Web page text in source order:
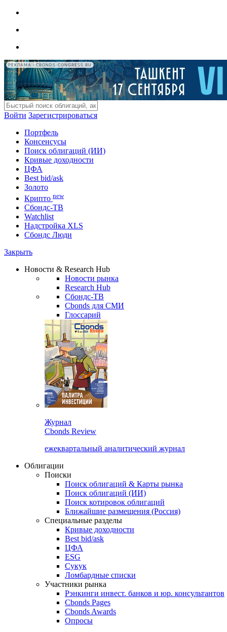
РЕКЛАМА • CBONDS-CONGRESS.RU
Войти Зарегистрироваться
Портфель
Консенсусы
Поиск облигаций (ИИ)
Кривые доходности
ЦФА
Best bid/ask
Золото
Крипто new
Сбондс-ТВ
Watchlist
Надстройка XLS
Сбондс Люди
Закрыть
Новости & Research Hub
Новости рынка
Research Hub
Сбондс-ТВ
Cbonds для СМИ
Глоссарий
Журнал
Cbonds Review
ежеквартальный аналитический журнал
Облигации
Поиски
Поиск облигаций & Карты рынка
Поиск облигаций (ИИ)
Поиск котировок облигаций
Ближайшие размещения (Россия)
Специальные разделы
Кривые доходности
Best bid/ask
ЦФА
ESG
Сукук
Ломбардные списки
Участники рынка
Рэнкинги инвест. банков и юр. консультантов
Cbonds Pages
Cbonds Awards
Опросы